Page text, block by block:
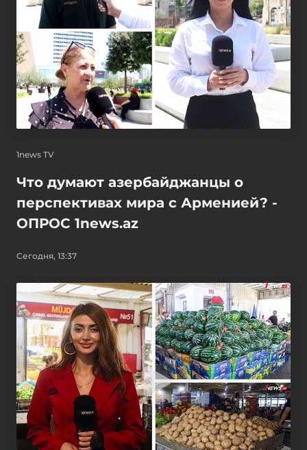
1news TV
Что думают азербайджанцы о
перспективах мира с Арменией? -
ОПРОС 1news.az
Сегодня, 13:37